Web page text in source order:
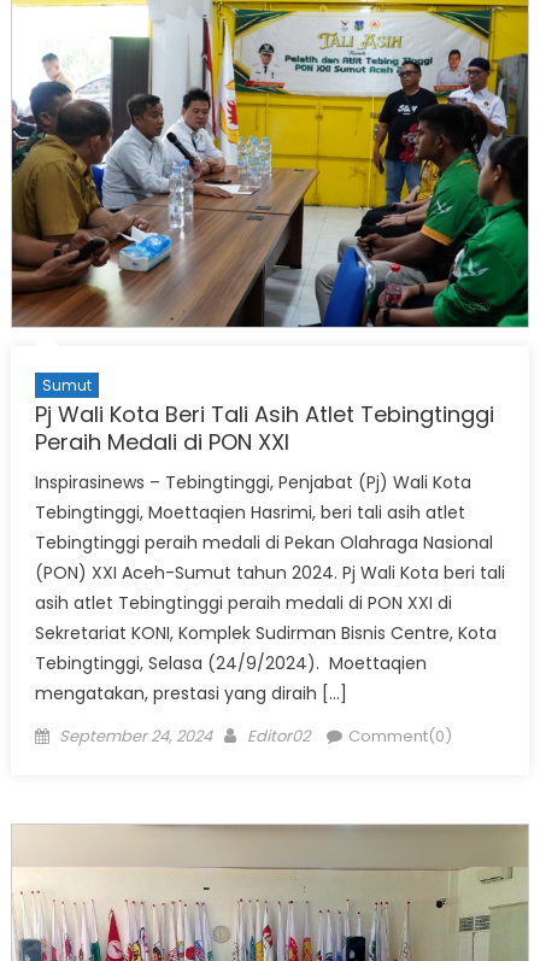
Sumut
Pj Wali Kota Beri Tali Asih Atlet Tebingtinggi
Peraih Medali di PON XXI
Inspirasinews – Tebingtinggi, Penjabat (Pj) Wali Kota
Tebingtinggi, Moettaqien Hasrimi, beri tali asih atlet
Tebingtinggi peraih medali di Pekan Olahraga Nasional
(PON) XXI Aceh-Sumut tahun 2024. Pj Wali Kota beri tali
asih atlet Tebingtinggi peraih medali di PON XXI di
Sekretariat KONI, Komplek Sudirman Bisnis Centre, Kota
Tebingtinggi, Selasa (24/9/2024). Moettaqien
mengatakan, prestasi yang diraih […]
Posted
September 24, 2024 Author
Editor02 Comment(0)